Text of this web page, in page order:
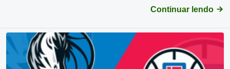
Continuar lendo